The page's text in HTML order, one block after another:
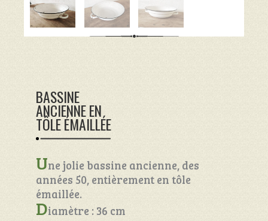
Une jolie bassine ancienne, des
années 50, entièrement en tôle
émaillée.
Diamètre : 36 cm
BASSINE
ANCIENNE EN
TÔLE ÉMAILLÉE